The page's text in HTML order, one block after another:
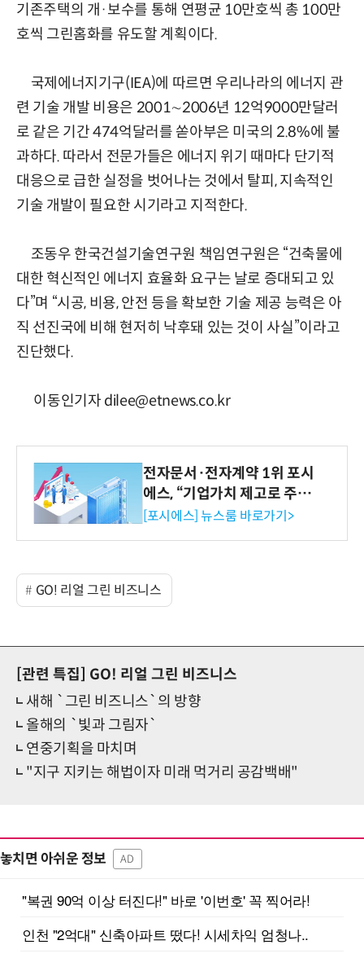
기존주택의 개·보수를 통해 연평균 10만호씩 총 100만
호씩 그린홈화를 유도할 계획이다.
국제에너지기구(IEA)에 따르면 우리나라의 에너지 관
련 기술 개발 비용은 2001∼2006년 12억9000만달러
로 같은 기간 474억달러를 쏟아부은 미국의 2.8%에 불
과하다. 따라서 전문가들은 에너지 위기 때마다 단기적
대응으로 급한 실정을 벗어나는 것에서 탈피, 지속적인
기술 개발이 필요한 시기라고 지적한다.
조동우 한국건설기술연구원 책임연구원은 “건축물에
대한 혁신적인 에너지 효율화 요구는 날로 증대되고 있
다”며 “시공, 비용, 안전 등을 확보한 기술 제공 능력은 아
직 선진국에 비해 현저히 낙후돼 있는 것이 사실”이라고
진단했다.
이동인기자 dilee@etnews.co.kr
전자문서·전자계약 1위 포시
에스, “기업가치 제고로 주주
환원 강화” 계획 공시
[포시에스] 뉴스룸 바로가기>
GO! 리얼 그린 비즈니스
[관련 특집]
GO! 리얼 그린 비즈니스
새해 `그린 비즈니스`의 방향
올해의 `빛과 그림자`
연중기획을 마치며
"지구 지키는 해법이자 미래 먹거리 공감백배"
놓치면 아쉬운 정보 AD